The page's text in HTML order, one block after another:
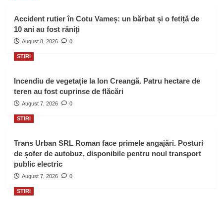
Accident rutier în Cotu Vameș: un bărbat și o fetiță de
10 ani au fost răniți
August 8, 2026 0
STIRI
Incendiu de vegetație la Ion Creangă. Patru hectare de
teren au fost cuprinse de flăcări
August 7, 2026 0
STIRI
Trans Urban SRL Roman face primele angajări. Posturi
de șofer de autobuz, disponibile pentru noul transport
public electric
August 7, 2026 0
STIRI